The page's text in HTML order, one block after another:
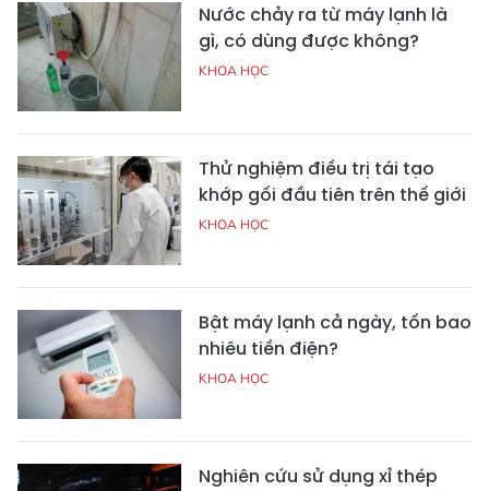
Nước chảy ra từ máy lạnh là
gì, có dùng được không?
KHOA HỌC
Thử nghiệm điều trị tái tạo
khớp gối đầu tiên trên thế giới
KHOA HỌC
Bật máy lạnh cả ngày, tốn bao
nhiêu tiền điện?
KHOA HỌC
Nghiên cứu sử dụng xỉ thép